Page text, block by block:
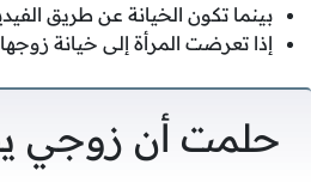
بينما تكون الخيانة عن طريق
إذا تعرضت المرأة إلى خيانة
حلمت أن زوجي